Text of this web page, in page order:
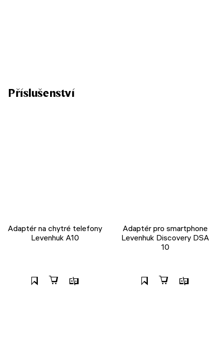
Příslušenství
Adaptér na chytré telefony
Levenhuk A10
Adaptér pro smartphone
Levenhuk Discovery DSA
10